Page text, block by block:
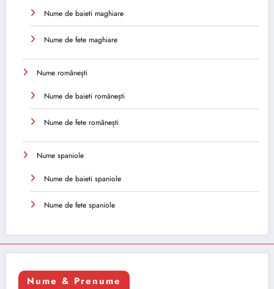
Nume de baieti maghiare
Nume de fete maghiare
Nume românești
Nume de baieti românești
Nume de fete românești
Nume spaniole
Nume de baieti spaniole
Nume de fete spaniole
Nume & Prenume